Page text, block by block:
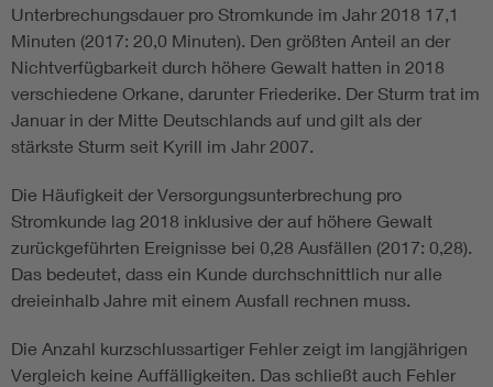
Unterbrechungsdauer pro Stromkunde im Jahr 2018 17,1
Minuten (2017: 20,0 Minuten). Den größten Anteil an der
Nichtverfügbarkeit durch höhere Gewalt hatten in 2018
verschiedene Orkane, darunter Friederike. Der Sturm trat im
Januar in der Mitte Deutschlands auf und gilt als der
stärkste Sturm seit Kyrill im Jahr 2007.
Die Häufigkeit der Versorgungsunterbrechung pro
Stromkunde lag 2018 inklusive der auf höhere Gewalt
zurückgeführten Ereignisse bei 0,28 Ausfällen (2017: 0,28).
Das bedeutet, dass ein Kunde durchschnittlich nur alle
dreieinhalb Jahre mit einem Ausfall rechnen muss.
Die Anzahl kurzschlussartiger Fehler zeigt im langjährigen
Vergleich keine Auffälligkeiten. Das schließt auch Fehler